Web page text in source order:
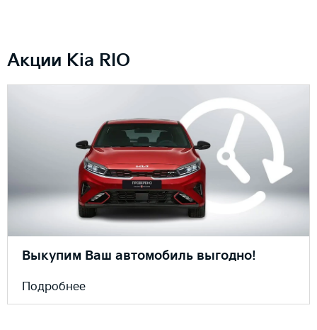
Акции Kia RIO
Выкупим Ваш автомобиль выгодно!
Подробнее